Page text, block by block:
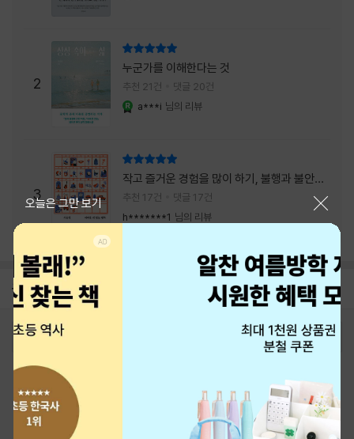
2
누군가를 이해한다는 것
추천 21건 댓글 20건
a***i 님의 리뷰
3
작고 즐거운 경험을 많이 하기, 불행과 불안을
회피하지 말기, 그리고 좋은 사람을 많이 만나
기.
추천 17건
댓글 17건
h*******1 님의 리뷰
공지 26년 NBCI 수상 안내
2026-08-01
오늘은 그만 보기
로그인 주문/배송
고객센터 1544-3800
예스이십사(주) 사업자 정보
개인정보처리방침 청소년보호정책